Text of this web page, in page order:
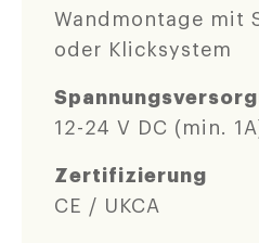
Wandmontage mit
oder Klicksystem
12-24 V DC (min.
Zertifizierung
CE / UKCA